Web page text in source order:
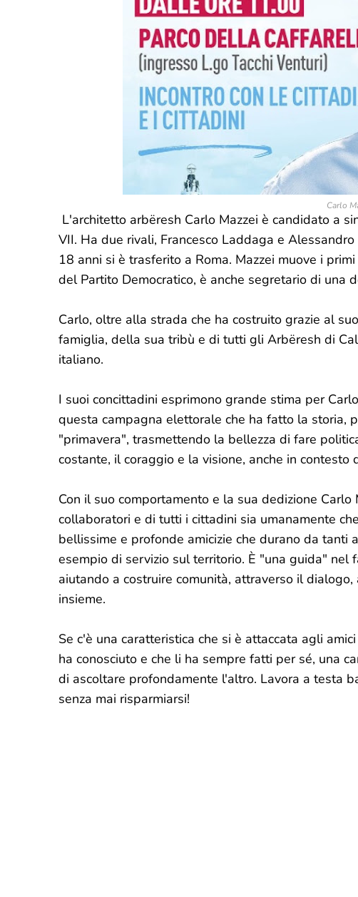
Carlo
L'architetto arbëresh Carlo Mazzei è candidato a
VII. Ha due rivali, Francesco Laddaga e
18 anni si è trasferito a Roma. Mazzei muove i
del Partito Democratico, è anche segretario di una
Carlo, oltre alla strada che ha costruito grazie al
famiglia, della sua tribù e di tutti gli Arbëresh di
italiano.
I suoi concittadini esprimono grande stima per
questa campagna elettorale che ha fatto la storia,
"primavera", trasmettendo la bellezza di fare
costante, il coraggio e la visione, anche in contesto
Con il suo comportamento e la sua dedizione
collaboratori e di tutti i cittadini sia umanamente
bellissime e profonde amicizie che durano da tanti
esempio di servizio sul territorio. È "una guida" nel
aiutando a costruire comunità, attraverso il
insieme.
Se c'è una caratteristica che si è attaccata agli
ha conosciuto e che li ha sempre fatti per sé, una
di ascoltare profondamente l'altro. Lavora a testa
senza mai risparmiarsi!